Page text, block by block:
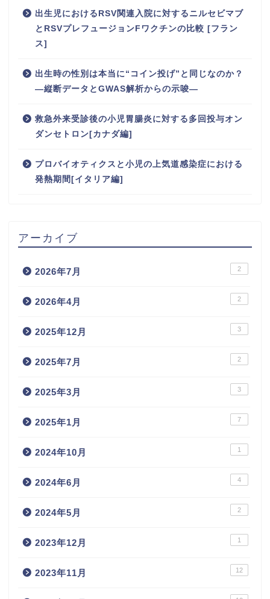
出生児におけるRSV関連入院に対するニルセビマブ
とRSVプレフュージョンFワクチンの比較 [フラン
ス]
出生時の性別は本当に“コイン投げ”と同じなのか？
―縦断データとGWAS解析からの示唆―
救急外来受診後の小児胃腸炎に対する多回投与オン
ダンセトロン[カナダ編]
プロバイオティクスと小児の上気道感染症における
発熱期間[イタリア編]
アーカイブ
2026年7月 2
2026年4月 2
2025年12月 3
2025年7月 2
2025年3月 3
2025年1月 7
2024年10月 1
2024年6月 4
2024年5月 2
2023年12月 1
2023年11月 12